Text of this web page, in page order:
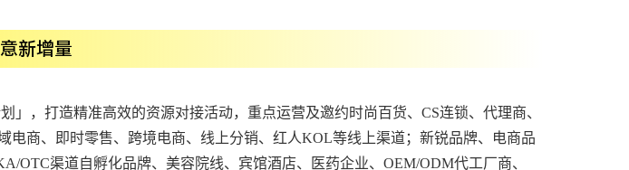
新增量
」，打造精准高效的资源对接活动，重点运营及邀约时尚百货、CS连锁、代理商、
电商、即时零售、跨境电商、线上分销、红人KOL等线上渠道；新锐品牌、电商品
OTC渠道自孵化品牌、美容院线、宾馆酒店、医药企业、OEM/ODM代工厂商、